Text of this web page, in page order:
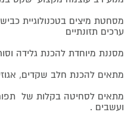
מסחטת מיצים בטכנולוגיית
ערכים תזונתיים
מסננת מיוחדת להכנת גלידה
מתאים להכנת חלב שקדים,
מתאים לסחיטה בקלות של
ועשבים .